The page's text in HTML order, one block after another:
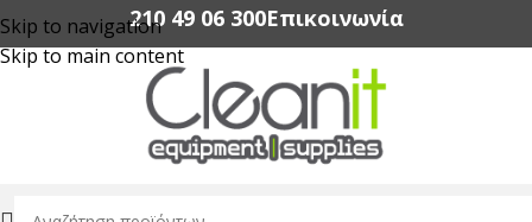
Skip to navigation
Skip to main content
210 49 06 300‬Επικοινωνία